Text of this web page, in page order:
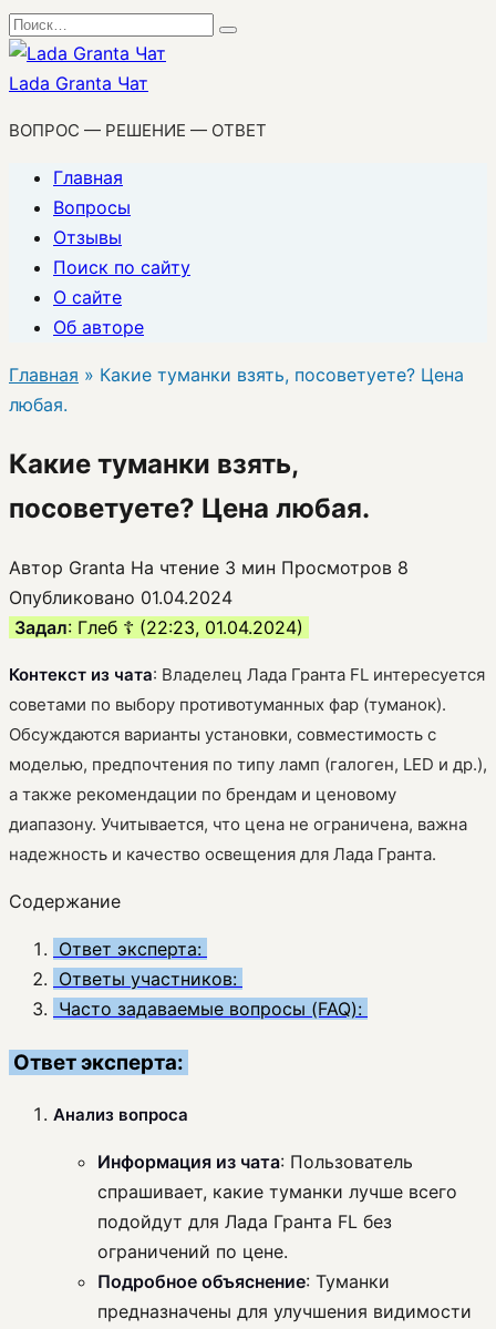
Перейти
к
содержанию
Search
for:
Lada Granta Чат
ВОПРОС — РЕШЕНИЕ — ОТВЕТ
Главная
Вопросы
Отзывы
Поиск по сайту
О сайте
Об авторе
Главная » Какие туманки взять, посоветуете? Цена
любая.
Какие туманки взять,
посоветуете? Цена любая.
Автор Granta На чтение 3 мин Просмотров 8
Опубликовано 01.04.2024
Задал: Глеб ☦ (22:23, 01.04.2024)
Контекст из чата: Владелец Лада Гранта FL интересуется
советами по выбору противотуманных фар (туманок).
Обсуждаются варианты установки, совместимость с
моделью, предпочтения по типу ламп (галоген, LED и др.),
а также рекомендации по брендам и ценовому
диапазону. Учитывается, что цена не ограничена, важна
надежность и качество освещения для Лада Гранта.
Содержание
Ответ эксперта:
Ответы участников:
Часто задаваемые вопросы (FAQ):
Ответ эксперта:
Анализ вопроса
Информация из чата: Пользователь
спрашивает, какие туманки лучше всего
подойдут для Лада Гранта FL без
ограничений по цене.
Подробное объяснение: Туманки
предназначены для улучшения видимости